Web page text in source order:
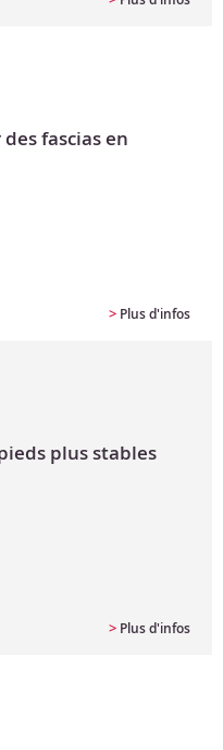
fascias en
> Plus d'infos
plus stables
> Plus d'infos